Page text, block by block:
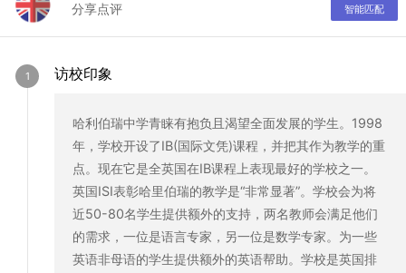
分享点评
智能匹配
访校印象
哈利伯瑞中学青睐有抱负且渴望全面发展的学生。1998
年，学校开设了IB(国际文凭)课程，并把其作为教学的重
点。现在它是全英国在IB课程上表现最好的学校之一。
英国ISI表彰哈里伯瑞的教学是“非常显著”。学校会为将
近50-80名学生提供额外的支持，两名教师会满足他们
的需求，一位是语言专家，另一位是数学专家。为一些
英语非母语的学生提供额外的英语帮助。学校是英国排